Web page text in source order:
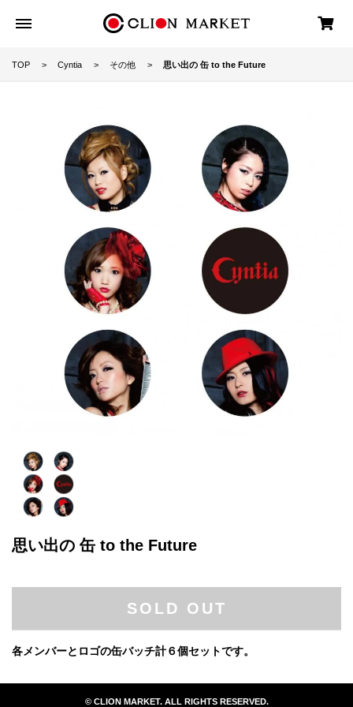
TOP Cyntia その他 思い出の 缶 to the Future
思い出の 缶 to the Future
SOLD OUT
各メンバーとロゴの缶バッチ計６個セットです。
© CLION MARKET. ALL RIGHTS RESERVED.